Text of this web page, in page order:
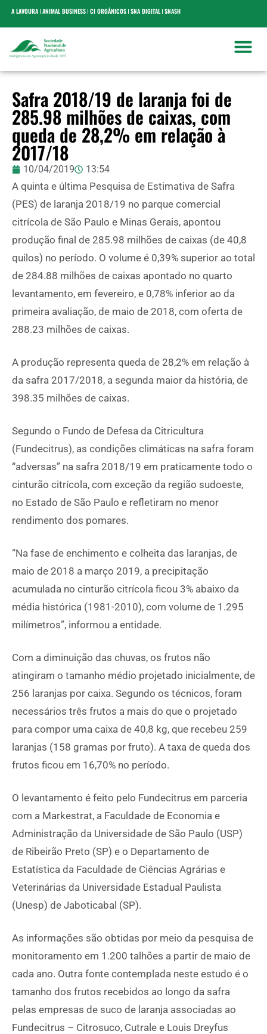
A LAVOURA ANIMAL BUSINESS CI ORGÂNICOS SNA DIGITAL SNASH
Safra 2018/19 de laranja foi de
285.98 milhões de caixas, com
queda de 28,2% em relação à
2017/18
10/04/2019 13:54
A quinta e última Pesquisa de Estimativa de Safra
(PES) de laranja 2018/19 no parque comercial
citrícola de São Paulo e Minas Gerais, apontou
produção final de 285.98 milhões de caixas (de 40,8
quilos) no período. O volume é 0,39% superior ao total
de 284.88 milhões de caixas apontado no quarto
levantamento, em fevereiro, e 0,78% inferior ao da
primeira avaliação, de maio de 2018, com oferta de
288.23 milhões de caixas.
A produção representa queda de 28,2% em relação à
da safra 2017/2018, a segunda maior da história, de
398.35 milhões de caixas.
Segundo o Fundo de Defesa da Citricultura
(Fundecitrus), as condições climáticas na safra foram
“adversas” na safra 2018/19 em praticamente todo o
cinturão citrícola, com exceção da região sudoeste,
no Estado de São Paulo e refletiram no menor
rendimento dos pomares.
“Na fase de enchimento e colheita das laranjas, de
maio de 2018 a março 2019, a precipitação
acumulada no cinturão citrícola ficou 3% abaixo da
média histórica (1981-2010), com volume de 1.295
milímetros”, informou a entidade.
Com a diminuição das chuvas, os frutos não
atingiram o tamanho médio projetado inicialmente, de
256 laranjas por caixa. Segundo os técnicos, foram
necessários três frutos a mais do que o projetado
para compor uma caixa de 40,8 kg, que recebeu 259
laranjas (158 gramas por fruto). A taxa de queda dos
frutos ficou em 16,70% no período.
O levantamento é feito pelo Fundecitrus em parceria
com a Markestrat, a Faculdade de Economia e
Administração da Universidade de São Paulo (USP)
de Ribeirão Preto (SP) e o Departamento de
Estatística da Faculdade de Ciências Agrárias e
Veterinárias da Universidade Estadual Paulista
(Unesp) de Jaboticabal (SP).
As informações são obtidas por meio da pesquisa de
monitoramento em 1.200 talhões a partir de maio de
cada ano. Outra fonte contemplada neste estudo é o
tamanho dos frutos recebidos ao longo da safra
pelas empresas de suco de laranja associadas ao
Fundecitrus – Citrosuco, Cutrale e Louis Dreyfus